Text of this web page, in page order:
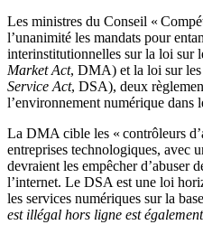
Les ministres du Conseil «
l’unanimité les mandats pour
interinstitutionnelles sur la loi sur
Market Act, DMA) et la loi sur les
Service Act, DSA), deux
l’environnement numérique dans
La DMA cible les « contrôleurs
entreprises technologiques, avec
devraient les empêcher d’abuser
l’internet. Le DSA est une loi
les services numériques sur la
est illégal hors ligne est